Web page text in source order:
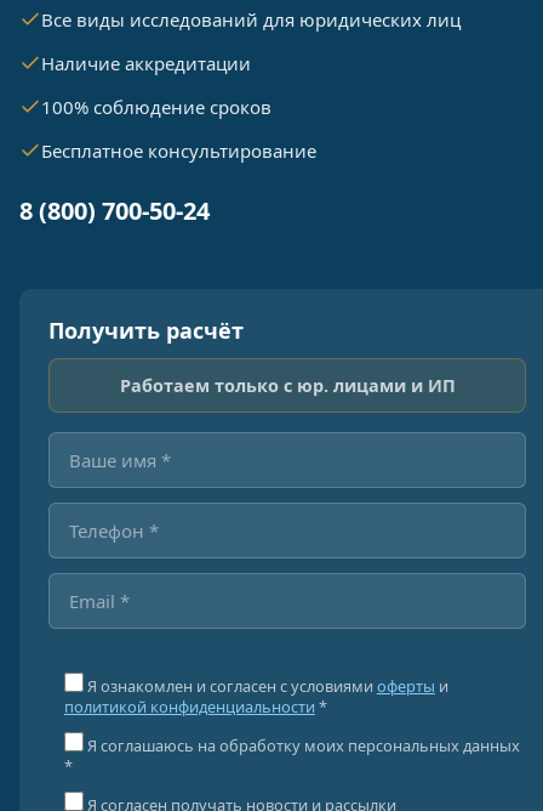
Все виды исследований для юридических лиц
Наличие аккредитации
100% соблюдение сроков
Бесплатное консультирование
8 (800) 700-50-24
Получить расчёт
Работаем только с юр. лицами и ИП
Я ознакомлен и согласен с условиями оферты и
политикой конфиденциальности *
Я соглашаюсь на обработку моих персональных данных
*
Я согласен получать новости и рассылки